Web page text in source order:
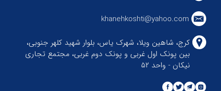
khanehkoshti@yahoo.com
کرج، شاهین ویلا، شهرک یاس، بلوار شهید کلهر جنوبی،
بین پونک اول غربی و پونک دوم غربی، مجتمع تجاری
نیکان - واحد ۵۲